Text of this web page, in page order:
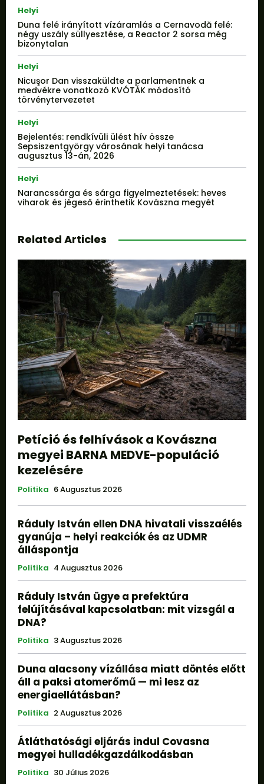
Helyi
Duna felé irányított vízáramlás a Cernavodă felé:
négy uszály süllyesztése, a Reactor 2 sorsa még
bizonytalan
Helyi
Nicuşor Dan visszaküldte a parlamentnek a
medvékre vonatkozó KVÓTÁK módosító
törvénytervezetet
Helyi
Bejelentés: rendkívüli ülést hív össze
Sepsiszentgyörgy városának helyi tanácsa
augusztus 13-án, 2026
Helyi
Narancssárga és sárga figyelmeztetések: heves
viharok és jégeső érinthetik Kovászna megyét
Related Articles
Petíció és felhívások a Kovászna
megyei BARNA MEDVE-populáció
kezelésére
Politika 6 Augusztus 2026
Ráduly István ellen DNA hivatali visszaélés
gyanúja – helyi reakciók és az UDMR
álláspontja
Politika 4 Augusztus 2026
Ráduly István ügye a prefektúra
felújításával kapcsolatban: mit vizsgál a
DNA?
Politika 3 Augusztus 2026
Duna alacsony vízállása miatt döntés előtt
áll a paksi atomerőmű — mi lesz az
energiaellátásban?
Politika 2 Augusztus 2026
Átláthatósági eljárás indul Covasna
megyei hulladékgazdálkodásban
Politika 30 Július 2026